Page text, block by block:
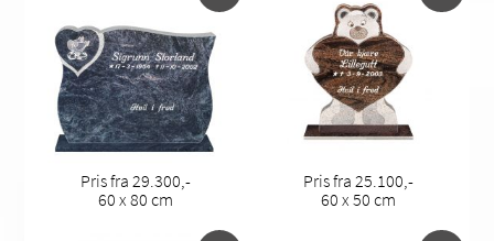
Pris fra 29.300,-
60 x 80 cm
Pris fra 25.100,-
60 x 50 cm